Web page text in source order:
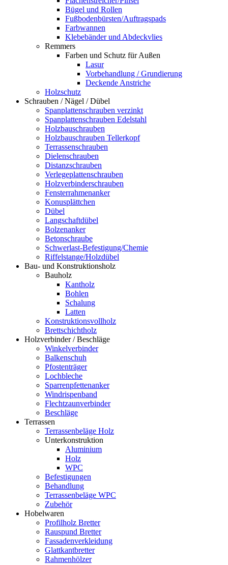
Bügel und Rollen
Fußbodenbürsten/Auftragspads
Farbwannen
Klebebänder und Abdeckvlies
Remmers
Farben und Schutz für Außen
Lasur
Vorbehandlung / Grundierung
Deckende Anstriche
Holzschutz
Schrauben / Nägel / Dübel
Spanplattenschrauben verzinkt
Spanplattenschrauben Edelstahl
Holzbauschrauben
Holzbauschrauben Tellerkopf
Terrassenschrauben
Dielenschrauben
Distanzschrauben
Verlegeplattenschrauben
Holzverbinderschrauben
Fensterrahmenanker
Konusplättchen
Dübel
Langschaftdübel
Bolzenanker
Betonschraube
Schwerlast-Befestigung/Chemie
Riffelstange/Holzdübel
Bau- und Konstruktionsholz
Bauholz
Kantholz
Bohlen
Schalung
Latten
Konstruktionsvollholz
Brettschichtholz
Holzverbinder / Beschläge
Winkelverbinder
Balkenschuh
Pfostenträger
Lochbleche
Sparrenpfettenanker
Windrispenband
Flechtzaunverbinder
Beschläge
Terrassen
Terrassenbeläge Holz
Unterkonstruktion
Aluminium
Holz
WPC
Befestigungen
Behandlung
Terrassenbeläge WPC
Zubehör
Hobelwaren
Profilholz Bretter
Rauspund Bretter
Fassadenverkleidung
Glattkantbretter
Rahmenhölzer